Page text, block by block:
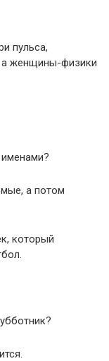
пульса,
женщины-физики
а потом
который